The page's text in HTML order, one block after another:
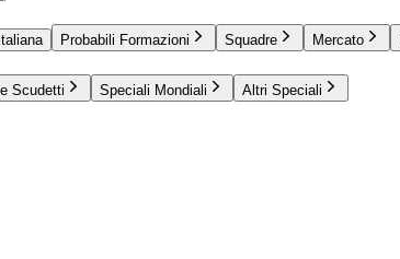
Probabili Formazioni Squadre Mercato
Scudetti Speciali Mondiali Altri Speciali